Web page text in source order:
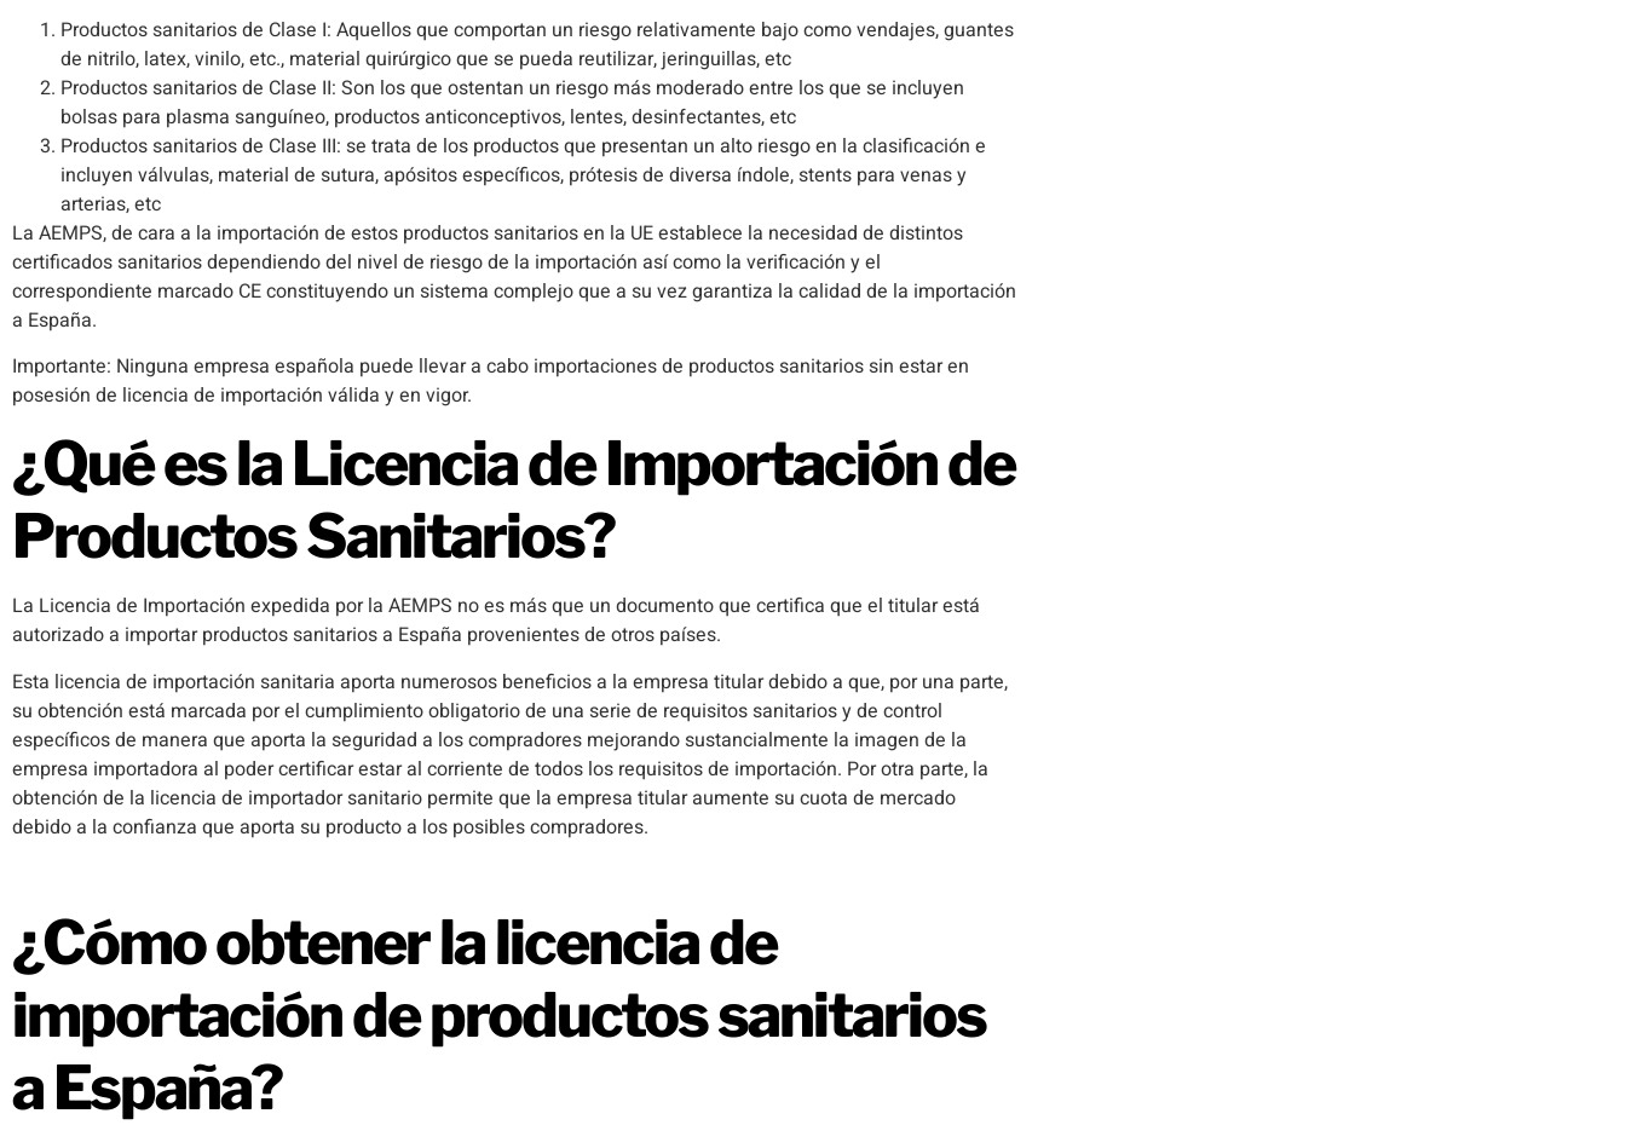
Productos sanitarios de Clase I: Aquellos que comportan un riesgo relativamente bajo como vendajes, guantes
de nitrilo, latex, vinilo, etc., material quirúrgico que se pueda reutilizar, jeringuillas, etc
Productos sanitarios de Clase II: Son los que ostentan un riesgo más moderado entre los que se incluyen
bolsas para plasma sanguíneo, productos anticonceptivos, lentes, desinfectantes, etc
Productos sanitarios de Clase III: se trata de los productos que presentan un alto riesgo en la clasificación e
incluyen válvulas, material de sutura, apósitos específicos, prótesis de diversa índole, stents para venas y
arterias, etc
La AEMPS, de cara a la importación de estos productos sanitarios en la UE establece la necesidad de distintos
certificados sanitarios dependiendo del nivel de riesgo de la importación así como la verificación y el
correspondiente marcado CE constituyendo un sistema complejo que a su vez garantiza la calidad de la importación
a España.
Importante: Ninguna empresa española puede llevar a cabo importaciones de productos sanitarios sin estar en
posesión de licencia de importación válida y en vigor.
¿Qué es la Licencia de Importación de
Productos Sanitarios?
La Licencia de Importación expedida por la AEMPS no es más que un documento que certifica que el titular está
autorizado a importar productos sanitarios a España provenientes de otros países.
Esta licencia de importación sanitaria aporta numerosos beneficios a la empresa titular debido a que, por una parte,
su obtención está marcada por el cumplimiento obligatorio de una serie de requisitos sanitarios y de control
específicos de manera que aporta la seguridad a los compradores mejorando sustancialmente la imagen de la
empresa importadora al poder certificar estar al corriente de todos los requisitos de importación. Por otra parte, la
obtención de la licencia de importador sanitario permite que la empresa titular aumente su cuota de mercado
debido a la confianza que aporta su producto a los posibles compradores.
¿Cómo obtener la licencia de
importación de productos sanitarios
a España?